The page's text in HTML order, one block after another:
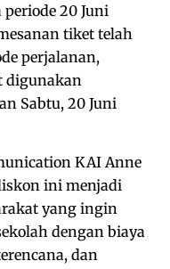
20 Juni
tiket telah
perjalanan,
digunakan
Sabtu, 20 Juni
KAI Anne
ini menjadi
yang ingin
dengan biaya
dan